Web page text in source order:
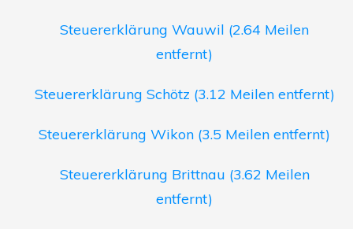
Steuererklärung Wauwil (2.64 Meilen
entfernt)
Steuererklärung Schötz (3.12 Meilen entfernt)
Steuererklärung Wikon (3.5 Meilen entfernt)
Steuererklärung Brittnau (3.62 Meilen
entfernt)